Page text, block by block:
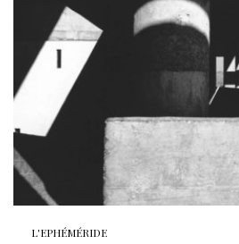
L'EPHÉMÉRIDE